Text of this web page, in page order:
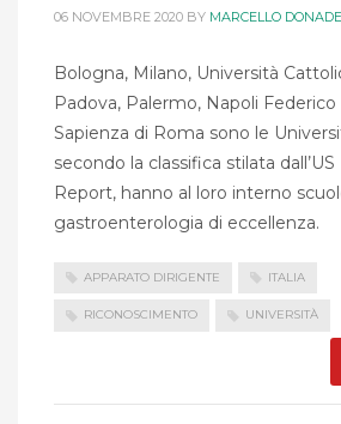
06 NOVEMBRE 2020 BY MARCELLO
Bologna, Milano, Università
Padova, Palermo, Napoli Federico
Sapienza di Roma sono le
secondo la classifica stilata
Report, hanno al loro interno
gastroenterologia di eccellenza.
APPARATO DIRIGENTE ITALIA
RICONOSCIMENTO UNIVERSITÀ